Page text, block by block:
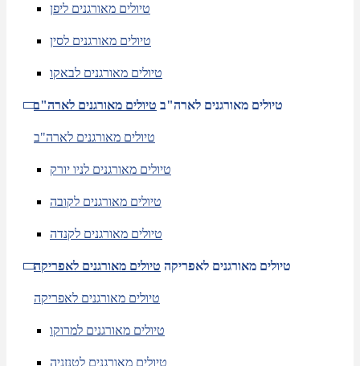
טיולים מאורגנים ליפן
טיולים מאורגנים לסין
טיולים מאורגנים לבאקו
טיולים מאורגנים לארה"ב טיולים מאורגנים לארה"ב
טיולים מאורגנים לארה"ב
טיולים מאורגנים לניו יורק
טיולים מאורגנים לקובה
טיולים מאורגנים לקנדה
טיולים מאורגנים לאפריקה טיולים מאורגנים לאפריקה
טיולים מאורגנים לאפריקה
טיולים מאורגנים למרוקו
טיולים מאורגנים לטנזניה